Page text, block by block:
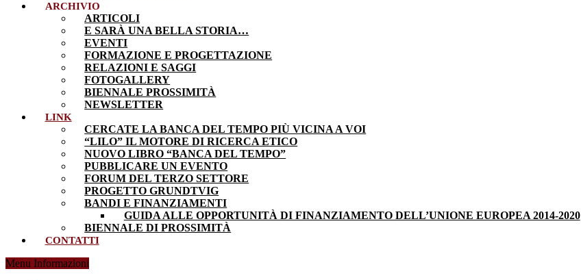
ARCHIVIO
ARTICOLI
E SARÀ UNA BELLA STORIA…
EVENTI
FORMAZIONE E PROGETTAZIONE
RELAZIONI E SAGGI
FOTOGALLERY
BIENNALE PROSSIMITÀ
NEWSLETTER
LINK
CERCATE LA BANCA DEL TEMPO PIÙ VICINA A VOI
“LILO” IL MOTORE DI RICERCA ETICO
NUOVO LIBRO “BANCA DEL TEMPO”
PUBBLICARE UN EVENTO
FORUM DEL TERZO SETTORE
PROGETTO GRUNDTVIG
BANDI E FINANZIAMENTI
GUIDA ALLE OPPORTUNITÀ DI FINANZIAMENTO DELL’UNIONE EUROPEA 2014-2020
BIENNALE DI PROSSIMITÀ
CONTATTI
Menu Informazioni